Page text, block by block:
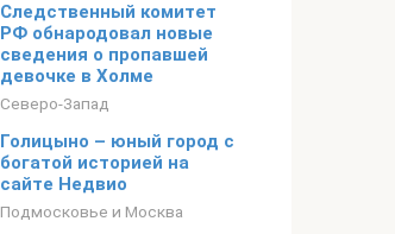
Следственный комитет
РФ обнародовал новые
сведения о пропавшей
девочке в Холме
Северо-Запад
Голицыно – юный город с
богатой историей на
сайте Недвио
Подмосковье и Москва